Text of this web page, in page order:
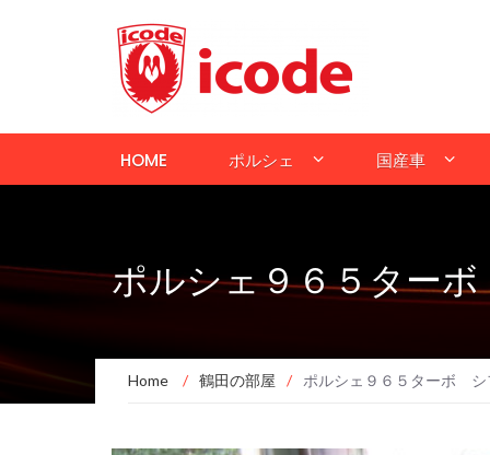
HOME ポルシェ 国産車
ポルシェ９６５ター
Home / 鶴田の部屋 / ポルシェ９６５ターボ シ